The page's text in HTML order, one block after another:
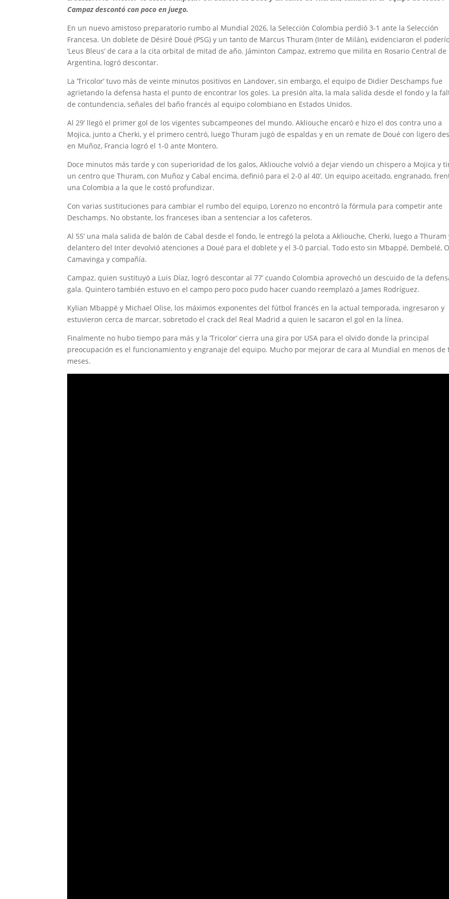
Campaz descontó con poco en juego.
En un nuevo amistoso preparatorio rumbo al Mundial 2026, la Selección Colombia perdió 3-1 ante la Selección
Francesa. Un doblete de Désiré Doué (PSG) y un tanto de Marcus Thuram (Inter de Milán), evidenciaron el
‘Leus Bleus’ de cara a la cita orbital de mitad de año. Jáminton Campaz, extremo que milita en Rosario Central de
Argentina, logró descontar.
La ‘Tricolor’ tuvo más de veinte minutos positivos en Landover, sin embargo, el equipo de Didier Deschamps fue
agrietando la defensa hasta el punto de encontrar los goles. La presión alta, la mala salida desde el fondo y la
de contundencia, señales del baño francés al equipo colombiano en Estados Unidos.
Al 29’ llegó el primer gol de los vigentes subcampeones del mundo. Akliouche encaró e hizo el dos contra uno a
Mojica, junto a Cherki, y el primero centró, luego Thuram jugó de espaldas y en un remate de Doué con ligero
en Muñoz, Francia logró el 1-0 ante Montero.
Doce minutos más tarde y con superioridad de los galos, Akliouche volvió a dejar viendo un chispero a Mojica y
un centro que Thuram, con Muñoz y Cabal encima, definió para el 2-0 al 40’. Un equipo aceitado, engranado,
una Colombia a la que le costó profundizar.
Con varias sustituciones para cambiar el rumbo del equipo, Lorenzo no encontró la fórmula para competir ante
Deschamps. No obstante, los franceses iban a sentenciar a los cafeteros.
Al 55’ una mala salida de balón de Cabal desde el fondo, le entregó la pelota a Akliouche, Cherki, luego a Thuram
delantero del Inter devolvió atenciones a Doué para el doblete y el 3-0 parcial. Todo esto sin Mbappé, Dembelé,
Camavinga y compañía.
Campaz, quien sustituyó a Luis Díaz, logró descontar al 77’ cuando Colombia aprovechó un descuido de la
gala. Quintero también estuvo en el campo pero poco pudo hacer cuando reemplazó a James Rodríguez.
Kylian Mbappé y Michael Olise, los máximos exponentes del fútbol francés en la actual temporada, ingresaron y
estuvieron cerca de marcar, sobretodo el crack del Real Madrid a quien le sacaron el gol en la línea.
Finalmente no hubo tiempo para más y la ‘Tricolor’ cierra una gira por USA para el olvido donde la principal
preocupación es el funcionamiento y engranaje del equipo. Mucho por mejorar de cara al Mundial en menos de
meses.